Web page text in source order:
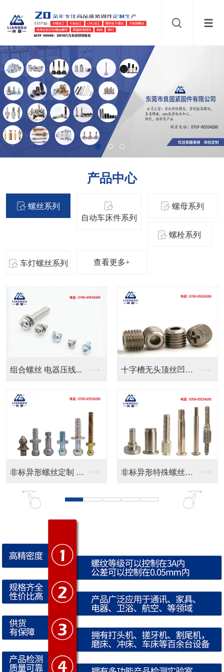
产品中心
螺丝系列
自动车床件系列
螺母系列
螺栓系列
车灯螺丝系列 查看更多+
十字槽无头顶丝凹端机...
非标异形特殊螺丝定制
良固五金定制气管防水...